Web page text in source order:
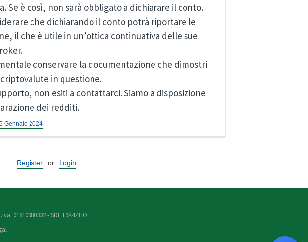
Se è così, non sarà obbligato a dichiarare il conto.
che dichiarando il conto potrà riportare le
il che è utile in un’ottica continuativa delle sue
conservare la documentazione che dimostri
in questione.
non esiti a contattarci. Siamo a disposizione
dei redditi.
Gennaio 2024
Register or Login
01810980332 - SDI: T9K4ZHO